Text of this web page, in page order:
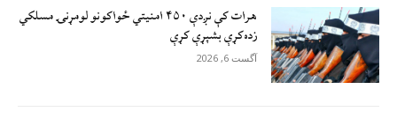
هرات کې نږدې ۴۵۰ امنيتي ځواکونو لومړنۍ مسلکي
زده‌کړې بشپړې کړې
آگست 6, 2026